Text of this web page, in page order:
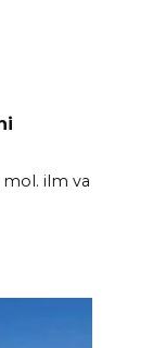
mol. ilm va